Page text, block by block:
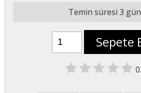
Temin süresi 3
Sepete